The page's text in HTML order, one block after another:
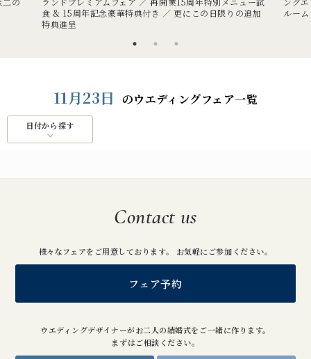
食 & 15周年記念豪華特典付き ／ 更にこの日限りの追加
特典進呈
ルー
11月23日 のウエディングフェア一覧
日付から探す
Contact us
様々なフェアをご用意しております。 お気軽にご参加ください。
フェア予約
ウエディングデザイナーがお二人の結婚式をご一緒に作ります。
まずはご相談ください。